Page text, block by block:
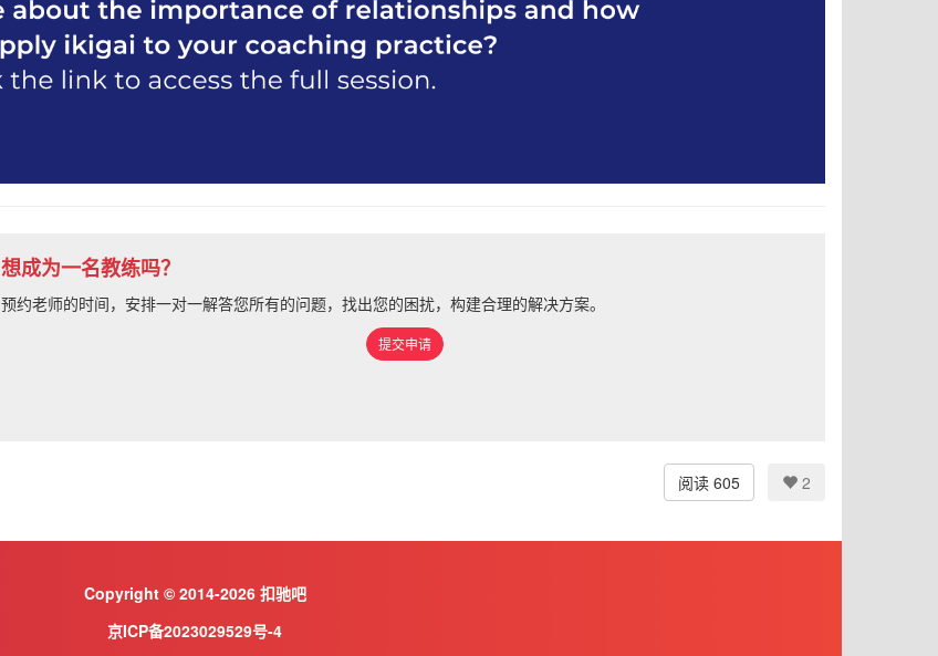
想成为一名教练吗？
预约老师的时间，安排一对一解答您所有的问题，找出您的困扰，构建合理的解决方案。
提交申请
阅读 605 2
Copyright © 2014-2026 扣驰吧
京ICP备2023029529号-4